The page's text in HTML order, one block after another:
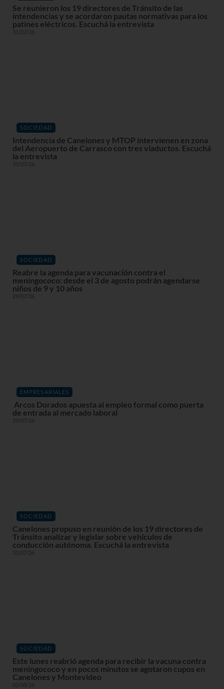
Se reunieron los 19 directores de Tránsito de las
intendencias y se acordaron pautas normativas para los
patines eléctricos. Escuchá la entrevista
31/07/26
SOCIEDAD
Intendencia de Canelones y MTOP intervienen en zona
del Aeropuerto de Carrasco con tres viaductos. Escuchá
la entrevista
31/07/26
SOCIEDAD
Reabre la agenda para vacunación contra el
meningococo: desde el 3 de agosto podrán agendarse
niños de 9 y 10 años
29/07/26
EMPRESARIALES
Arcos Dorados apuesta al empleo formal como puerta
de entrada al mercado laboral
29/07/26
SOCIEDAD
Canelones propuso en reunión de los 19 directores de
Tránsito analizar y legislar sobre vehículos de
conducción autónoma. Escuchá la entrevista
31/07/26
SOCIEDAD
Este lunes reabrió agenda para recibir la vacuna contra
meningococo y en pocos minutos se agotaron cupos en
Canelones y Montevideo
03/08/26